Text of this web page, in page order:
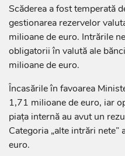
Scăderea a fost temperată
gestionarea rezervelor
milioane de euro. Intrările
obligatorii în valută ale
milioane de euro.
Încasările în favoarea
1,71 milioane de euro, iar
piața internă au avut un
Categoria „alte intrări
euro.